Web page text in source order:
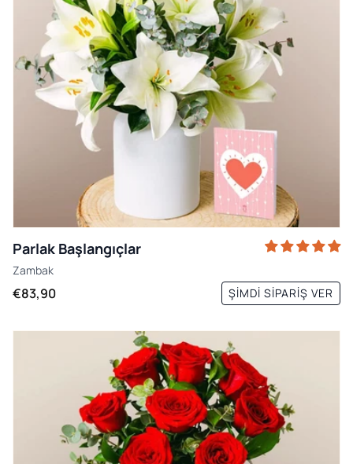
Parlak Başlangıçlar
Zambak
€83,90 ŞIMDI SIPARIŞ VER